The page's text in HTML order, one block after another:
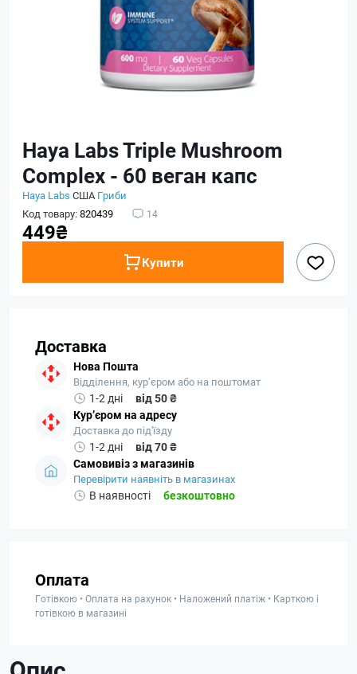
Haya Labs Triple Mushroom
Complex - 60 веган капс
Haya Labs США Гриби
Код товару:820439 14
449₴
Купити
Доставка
Нова Пошта
Відділення, кур’єром або на поштомат
1-2 дні
від 50 ₴
Кур’єром на адресу
Доставка до під'їзду
1-2 дні
від 70 ₴
Самовивіз з магазинів
Перевірити наявніть в магазинах
В наявності безкоштовно
Оплата
Готівкою • Оплата на рахунок • Наложений платіж • Карткою і
готівкою в магазині